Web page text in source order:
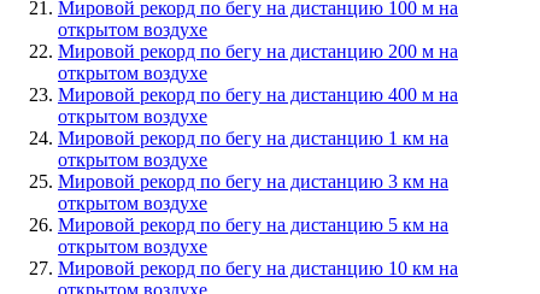
Мировой рекорд по бегу на дистанцию 100 м на
открытом воздухе
Мировой рекорд по бегу на дистанцию 200 м на
открытом воздухе
Мировой рекорд по бегу на дистанцию 400 м на
открытом воздухе
Мировой рекорд по бегу на дистанцию 1 км на
открытом воздухе
Мировой рекорд по бегу на дистанцию 3 км на
открытом воздухе
Мировой рекорд по бегу на дистанцию 5 км на
открытом воздухе
Мировой рекорд по бегу на дистанцию 10 км на
открытом воздухе